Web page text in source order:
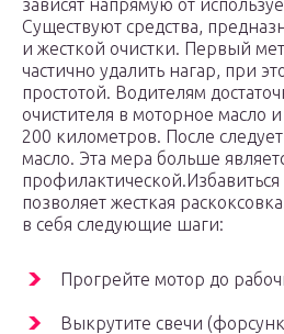
зависят напрямую от
Существуют средства,
и жесткой очистки. Первый
частично удалить нагар, при
простотой. Водителям
очистителя в моторное масло
200 километров. После
масло. Эта мера больше
позволяет жесткая
в себя следующие шаги:
Прогрейте мотор до
Выкрутите свечи